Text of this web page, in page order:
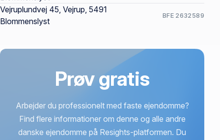
Vejruplundvej 45, Vejrup, 5491
Blommenslyst
BFE 2632589
Prøv gratis
Arbejder du professionelt med faste ejendomme?
Find flere informationer om denne og alle andre
danske ejendomme på Resights-platformen. Du